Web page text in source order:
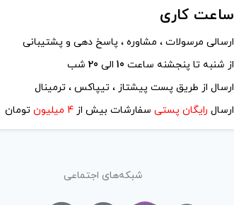
ساعت کاری
ارسالی مرسولات ، مشاوره ، پاسخ دهی و پشتیبانی
از شنبه تا پنجشنه ساعت 10الی 20شب
ارسال از طریق پست پیشتاز ، تیپاکس ، ترمینال
ارسال رایگان پستی سفارشات بیش از 4 میلیون تومان
شبکه‌های اجتماعی